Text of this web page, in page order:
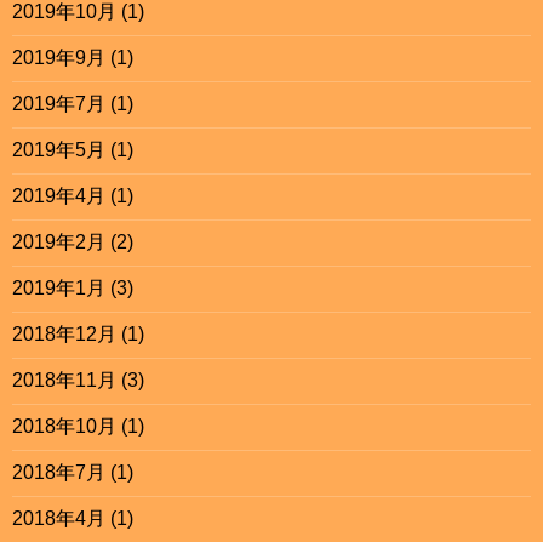
2019年10月 (1)
2019年9月 (1)
2019年7月 (1)
2019年5月 (1)
2019年4月 (1)
2019年2月 (2)
2019年1月 (3)
2018年12月 (1)
2018年11月 (3)
2018年10月 (1)
2018年7月 (1)
2018年4月 (1)